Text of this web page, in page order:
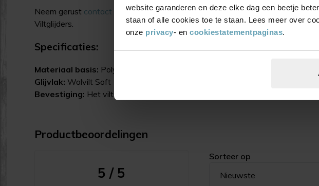
website garanderen en deze elke dag een beetje
staan of alle cookies toe te staan. Lees meer over
onze privacy- en cookiestatementpaginas.
Neem gerust contact met ons op wanneer je meer informatie wenst over de
Viltglijders.
Specificaties:
Materiaal basis: Polyamide 6 (PA6) ofwel Nylon 6
Glijvlak: Wolvilt Soft
Bevestiging: Het viltschijfje wordt op het basisdeel gedrukt.
Productbeoordelingen
5 / 5
Sorteer op
Nieuwste